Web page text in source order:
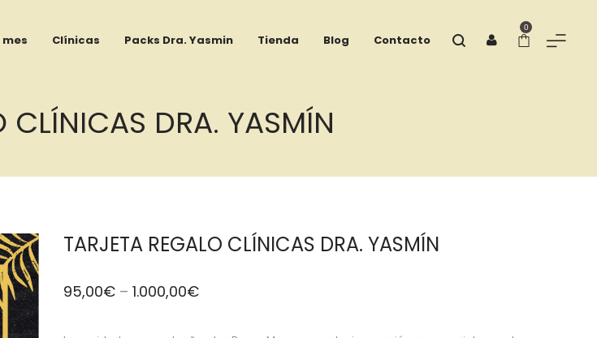
Clínicas Packs Dra. Yasmin Tienda Blog Contacto
0
CLÍNICAS DRA. YASMÍN
TARJETA REGALO CLÍNICAS DRA. YASMÍN
95,00€ – 1.000,00€